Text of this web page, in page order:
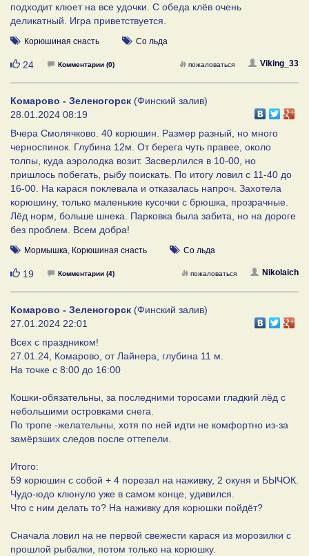
подходит клюет на все удочки. С обеда клёв очень
деликатный. Игра приветствуется.
Корюшиная снасть Со льда
Нравится
24 Комментарии (0) Viking_33
пожаловаться
Комарово - Зеленогорск (Финский залив)
28.01.2024 08:19
Вчера Смолячково. 40 корюшин. Размер разный, но много
черноспинок. Глубина 12м. От берега чуть правее, около
толпы, куда аэролодка возит. Засверлился в 10-00, но
пришлось побегать, рыбу поискать. По итогу ловил с 11-40 до
16-00. На карася поклевала и отказалась напроч. Захотела
корюшину, только маленькие кусочки с брюшка, прозрачные.
Лёд норм, больше шнека. Парковка была забита, но на дороге
без проблем. Всем добра!
Мормышка Корюшиная снасть Со льда
Нравится
19 Комментарии (4) Nikolaich
пожаловаться
Комарово - Зеленогорск (Финский залив)
27.01.2024 22:01
Всех с праздником!
27.01.24, Комарово, от Лайнера, глубина 11 м.
На точке с 8:00 до 16:00
Кошки-обязательны, за последними торосами гладкий лёд с
небольшими островками снега.
По тропе -желательны, хотя по ней идти не комфортно из-за
замёрзших следов после оттепели.
Итого:
59 корюшин с собой + 4 порезал на наживку, 2 окуня и БЫЧОК.
Чудо-юдо клюнуло уже в самом конце, удивился.
Что с ним делать то? На наживку для корюшки пойдёт?
Сначала ловил на не первой свежести карася из морозилки с
прошлой рыбалки, потом только на корюшку.